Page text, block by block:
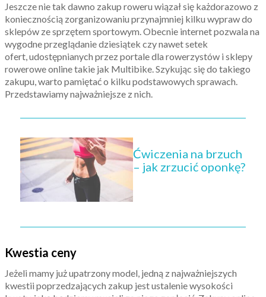
Jeszcze nie tak dawno zakup roweru wiązał się każdorazowo z
koniecznością zorganizowaniu przynajmniej kilku wypraw do
sklepów ze sprzętem sportowym. Obecnie internet pozwala na
wygodne przeglądanie dziesiątek czy nawet setek
ofert, udostępnianych przez portale dla rowerzystów i sklepy
rowerowe online takie jak Multibike. Szykując się do takiego
zakupu, warto pamiętać o kilku podstawowych sprawach.
Przedstawiamy najważniejsze z nich.
Ćwiczenia na brzuch
– jak zrzucić oponkę?
Kwestia ceny
Jeżeli mamy już upatrzony model, jedną z najważniejszych
kwestii poprzedzających zakup jest ustalenie wysokości